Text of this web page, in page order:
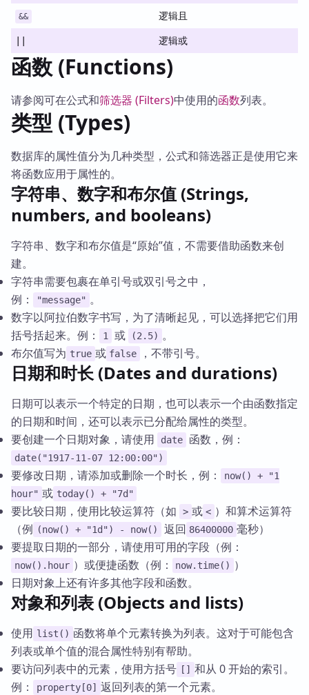
&& 逻辑且
逻辑或
函数 (Functions)
请参阅可在公式和筛选器 (Filters)中使用的函数列表。
类型 (Types)
数据库的属性值分为几种类型，公式和筛选器正是使用它来
将函数应用于属性的。
字符串、数字和布尔值 (Strings,
numbers, and booleans)
字符串、数字和布尔值是“原始”值，不需要借助函数来创
建。
字符串需要包裹在单引号或双引号之中，
例：
"message" 。
数字以阿拉伯数字书写，为了清晰起见，可以选择把它们用
括号括起来。例：
1 或 (2.5) 。
布尔值写为 true 或 false ，不带引号。
日期和时长 (Dates and durations)
日期可以表示一个特定的日期，也可以表示一个由函数指定
的日期和时间，还可以表示已分配给属性的类型。
要创建一个日期对象，请使用
date 函数，例：
date("1917-11-07 12:00:00")
要修改日期，请添加或删除一个时长，例：
now() + "1
hour" 或 today() + "7d"
要比较日期，使用比较运算符（如 > 或 < ）和算术运算符
（例 (now() + "1d") - now() 返回 86400000 毫秒）
要提取日期的一部分，请使用可用的字段（例：
now().hour ）或便捷函数（例： now.time() ）
日期对象上还有许多其他字段和函数。
对象和列表 (Objects and lists)
使用 list() 函数将单个元素转换为列表。这对于可能包含
列表或单个值的混合属性特别有帮助。
要访问列表中的元素，使用方括号 [] 和从 0 开始的索引。
例：
property[0] 返回列表的第一个元素。